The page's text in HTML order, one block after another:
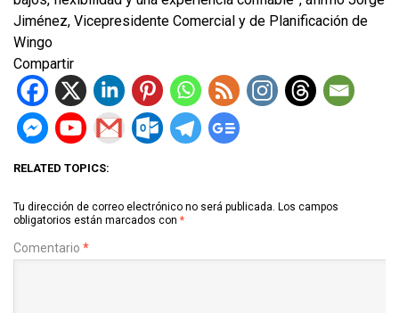
Jiménez, Vicepresidente Comercial y de Planificación de
Wingo
Compartir
RELATED TOPICS:
Tu dirección de correo electrónico no será publicada. Los campos
obligatorios están marcados con *
Comentario *